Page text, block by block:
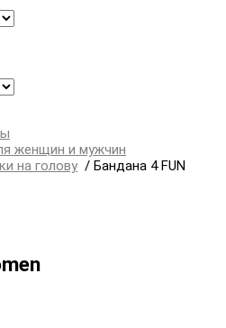
женщин и мужчин
на голову / Бандана 4 FUN